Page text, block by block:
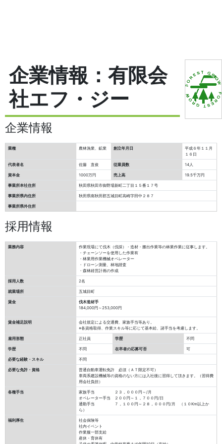
企業情報：有限会
社エフ・ジー
企業情報
業種 農林漁業、鉱業 創立年月日
平成６年１１月
１６日
代表者名 佐藤 直俊 従業員数 14人
資本金 1000万円 売上高 19.5千万円
事業所本社住所 秋田県秋田市御野場新町二丁目１５番１７号
事業所県内住所 秋田県南秋田郡五城目町高崎字田中２８７
事業所県外住所
採用情報
業務内容
作業現場にて伐木（伐採）・造材・搬出作業等の林業作業に従事します。
・チェーンソーを使用した作業有
・林業用作業機械オペレーター
・ドローン測量、林地踏査
・森林経営計画の作成
採用人数 2名
就業場所 五城目町
賃金
伐木造材手
184,000円～253,000円
賃金補足説明
会社規定による交通費、家族手当等あり。
※各資格取得、作業スキル等に応じて基本給、諸手当を考慮します。
雇用形態 正社員 学歴 不問
学歴 不問 在卒者の応募可否 可
必要な経験・スキル 不問
必要な免許・資格
普通自動車運転免許 必須（ＡＴ限定不可）
車両系建設機械等の資格のない方には入社後に習得して頂きます。（習得費
用会社負担）
各種手当
家族手当 ２３，０００円～/月
オペレーター手当 ２００円～１，７００円/日
通勤手当 ７，１００円～２８，０００円/月 （１０Km以上か
ら）
福利厚生
社会保険等
社内イベント
作業服一部支給
産休・育休有